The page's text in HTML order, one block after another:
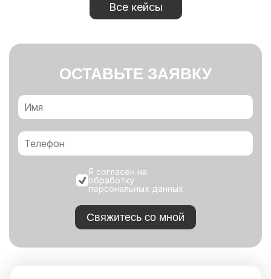
Все кейсы
ОСТАВЬТЕ ЗАЯВКУ
Я согласен на
обработку
персональных данных
Свяжитесь со мной